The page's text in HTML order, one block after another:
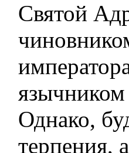
Святой
язычником
Однако,
терпения,